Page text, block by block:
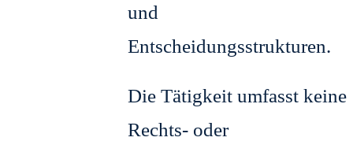
und
Entscheidungsstrukturen.
Die Tätigkeit umfasst keine
Rechts- oder